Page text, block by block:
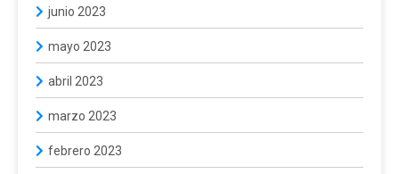
junio 2023
mayo 2023
abril 2023
marzo 2023
febrero 2023